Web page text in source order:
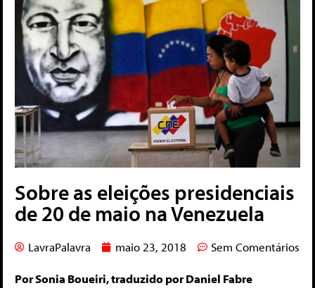
Sobre as eleições presidenciais
de 20 de maio na Venezuela
LavraPalavra maio 23, 2018 Sem Comentários
Por Sonia Boueiri, traduzido por Daniel Fabre